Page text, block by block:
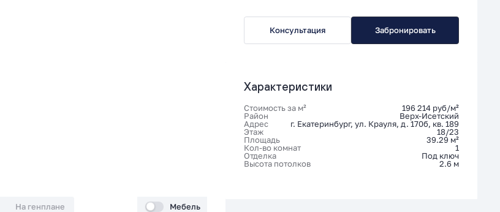
На генплане Мебель
Консультация Забронировать
Характеристики
Стоимость за м²
196 214 руб/м²
Район
Верх-Исетский
Адрес
г. Екатеринбург, ул. Крауля, д. 170б, кв. 189
Этаж
18/23
Площадь
39.29 м²
Кол-во комнат
1
Отделка
Под ключ
Высота потолков
2.6 м